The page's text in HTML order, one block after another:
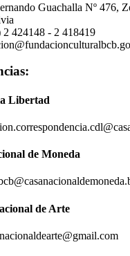
Guachalla Nº 476,
2 424148 - 2 418419
Libertad
de Moneda
de Arte